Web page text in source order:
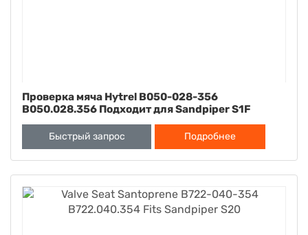
Проверка мяча Hytrel B050-028-356
B050.028.356 Подходит для Sandpiper S1F
Быстрый запрос Подробнее